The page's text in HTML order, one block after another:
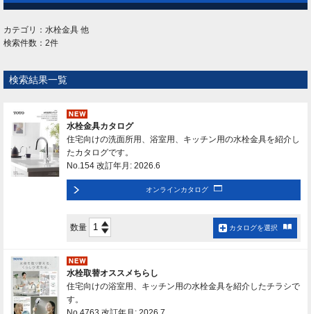
カテゴリ：水栓金具 他
検索件数：2件
検索結果一覧
水栓金具カタログ
住宅向けの洗面所用、浴室用、キッチン用の水栓金具を紹介し
たカタログです。
No.154 改訂年月: 2026.6
オンラインカタログ
数量 カタログを選択
水栓取替オススメちらし
住宅向けの浴室用、キッチン用の水栓金具を紹介したチラシで
す。